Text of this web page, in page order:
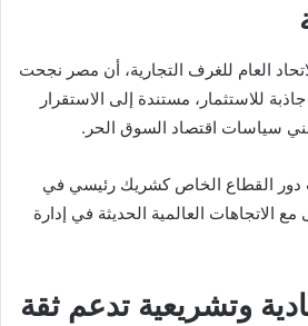
العام للغرف التجارية، أن مصر نجحت
للاستثمار، مستندة إلى الاستقرار
سياسات اقتصاد السوق الحر.
دور القطاع الخاص كشريك رئيسي في
مع الاتجاهات العالمية الحديثة في إدارة
وتشريعية تدعم ثقة